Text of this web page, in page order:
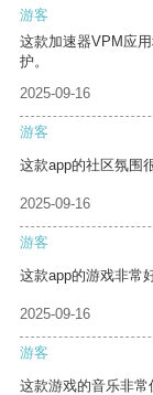
游客
这款加速器VPM应
护。
2025-09-16
游客
这款app的社区氛围
2025-09-16
游客
这款app的游戏非常
2025-09-16
游客
这款游戏的音乐非常